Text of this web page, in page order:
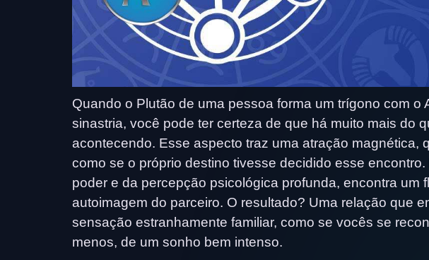
Quando o Plutão de uma pessoa forma um trígono com o
sinastria, você pode ter certeza de que há muito mais do
acontecendo. Esse aspecto traz uma atração magnética,
como se o próprio destino tivesse decidido esse
poder e da percepção psicológica profunda, encontra um
autoimagem do parceiro. O resultado? Uma relação que
sensação estranhamente familiar, como se vocês se
menos, de um sonho bem intenso.